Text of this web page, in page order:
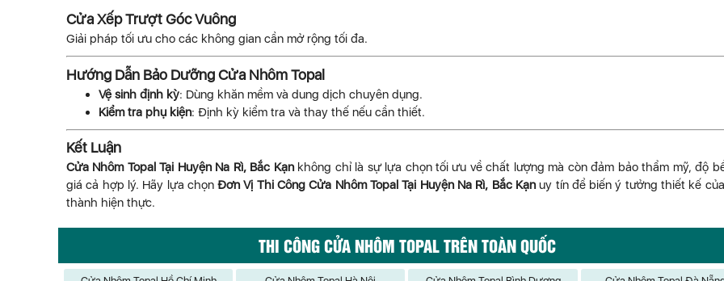
Cửa Xếp Trượt Góc Vuông
Giải pháp tối ưu cho các không gian cần mở rộng tối đa.
Hướng Dẫn Bảo Dưỡng Cửa Nhôm Topal
Vệ sinh định kỳ: Dùng khăn mềm và dung dịch chuyên dụng.
Kiểm tra phụ kiện: Định kỳ kiểm tra và thay thế nếu cần thiết.
Kết Luận
Cửa Nhôm Topal Tại Huyện Na Rì, Bắc Kạnkhông chỉ là sự lựa chọn tối ưu về chất lượng mà còn đảm bảo thẩm mỹ, độ
giá cả hợp lý. Hãy lựa chọnĐơn Vị Thi Công Cửa Nhôm Topal Tại Huyện Na Rì, Bắc Kạnuy tín để biến ý tưởng thiết kế
thành hiện thực.
THI CÔNG CỬA NHÔM TOPAL TRÊN TOÀN QUỐC